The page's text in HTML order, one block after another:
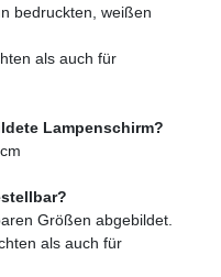
bedruckten, weißen
als auch für
Lampenschirm?
Größen abgebildet.
als auch für